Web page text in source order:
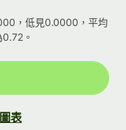
，低見0.0000，平均
。
表